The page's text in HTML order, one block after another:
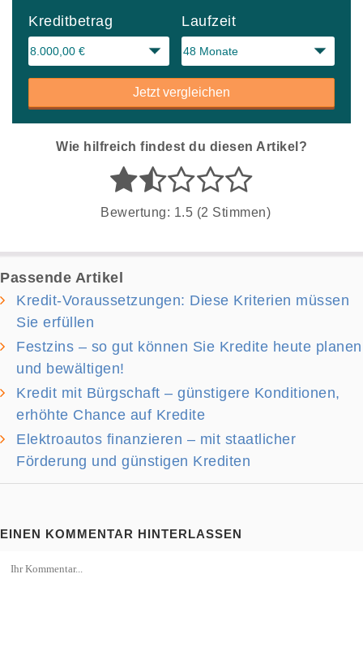
Kreditbetrag Laufzeit
Jetzt vergleichen
Wie hilfreich findest du diesen Artikel?
Bewertung: 1.5 (2 Stimmen)
Passende Artikel
Kredit-Voraussetzungen: Diese Kriterien müssen
Sie erfüllen
Festzins – so gut können Sie Kredite heute planen
und bewältigen!
Kredit mit Bürgschaft – günstigere Konditionen,
erhöhte Chance auf Kredite
Elektroautos finanzieren – mit staatlicher
Förderung und günstigen Krediten
EINEN KOMMENTAR HINTERLASSEN